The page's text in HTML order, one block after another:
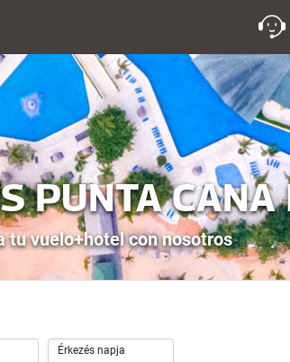
PUNTA CANA
tu vuelo+hotel con nosotros
Érkezés napja